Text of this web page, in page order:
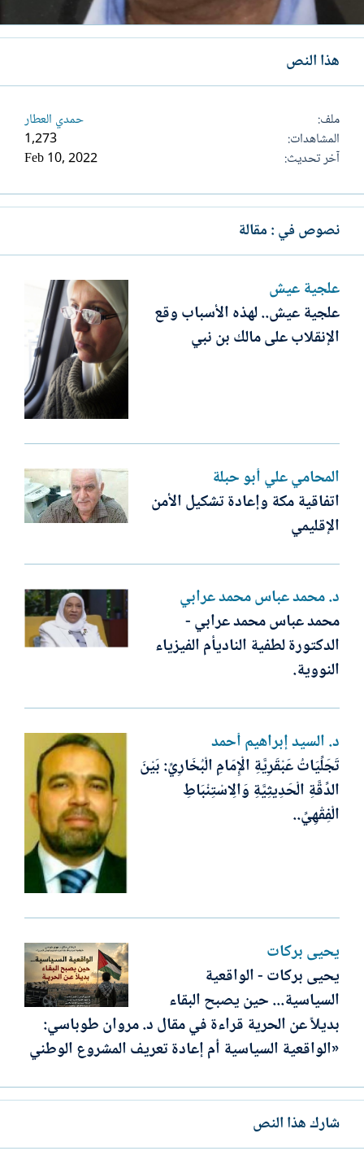
هذا النص
ملف
حمدي العطار
المشاهدات
1,273
آخر تحديث
Feb 10, 2022
نصوص في : مقالة
علجية عيش
علجية عيش.. لهذه الأسباب وقع
الإنقلاب على مالك بن نبي
المحامي علي أبو حبلة
اتفاقية مكة وإعادة تشكيل الأمن
الإقليمي
د. محمد عباس محمد عرابي
محمد عباس محمد عرابي -
الدكتورة لطفية الناديأم الفيزياء
النووية.
د. السيد إبراهيم أحمد
تَجَلِّيَاتُ عَبْقَرِيَّةِ الْإِمَامِ الْبُخَارِيِّ: بَيْنَ
الدِّقَّةِ الْحَدِيثِيَّةِ وَالِاسْتِنْبَاطِ
الْفِقْهِيِّ..
يحيى بركات
يحيى بركات - الواقعية
السياسية... حين يصبح البقاء
بديلاً عن الحرية قراءة في مقال د. مروان طوباسي:
«الواقعية السياسية أم إعادة تعريف المشروع الوطني
شارك هذا النص